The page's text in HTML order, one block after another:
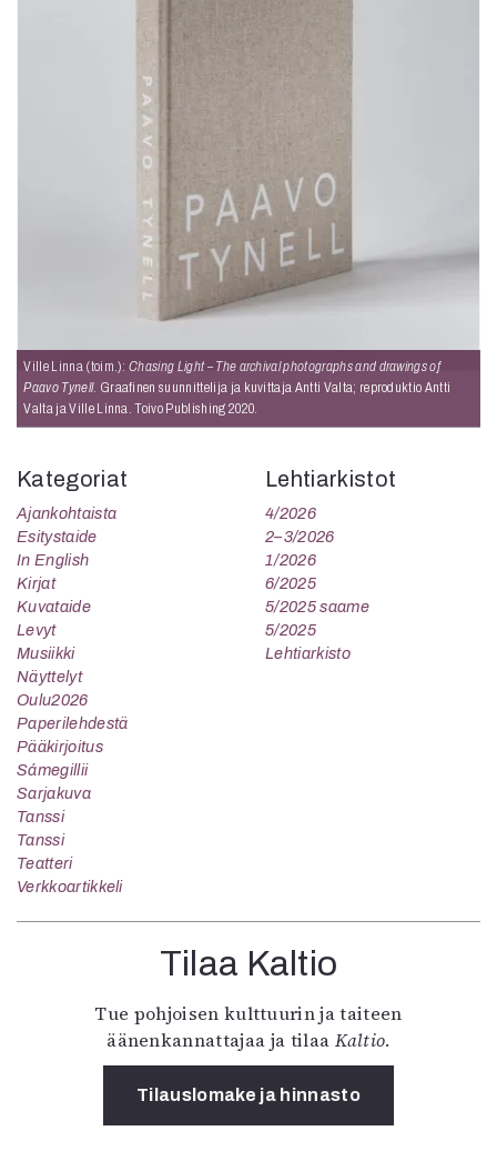
Ville Linna (toim.):Chasing Light – The archival photographs and drawings of
Paavo Tynell. Graafinen suunnittelija ja kuvittaja Antti Valta; reproduktio Antti
Valta ja Ville Linna. Toivo Publishing 2020.
Kategoriat
Ajankohtaista
Esitystaide
In English
Kirjat
Kuvataide
Levyt
Musiikki
Näyttelyt
Oulu2026
Paperilehdestä
Pääkirjoitus
Sámegillii
Sarjakuva
Tanssi
Tanssi
Teatteri
Verkkoartikkeli
Lehtiarkistot
4/2026
2–3/2026
1/2026
6/2025
5/2025 saame
5/2025
Lehtiarkisto
Tilaa Kaltio
Tue pohjoisen kulttuurin ja taiteen
äänenkannattajaa ja tilaa Kaltio.
Tilauslomake ja hinnasto